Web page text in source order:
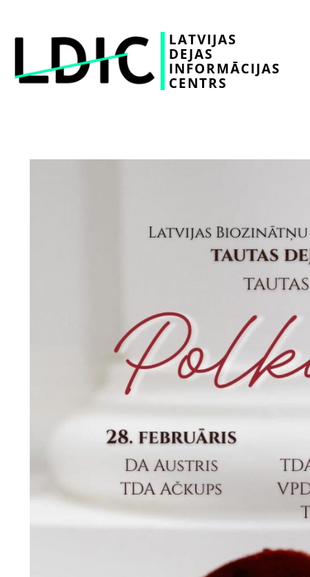
LATVIJAS
DEJAS
INFORMĀCIJAS
CENTRS